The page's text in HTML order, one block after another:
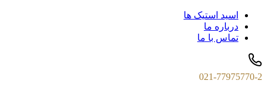
اسید استیک ها
درباره ما
تماس با ما
021-77975770-2